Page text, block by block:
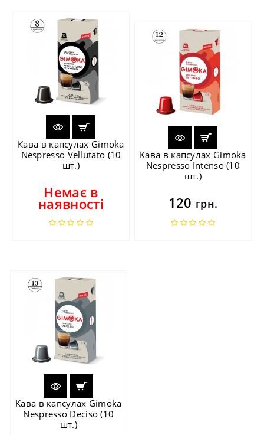
Кава в капсулах Gimoka
Nespresso Vellutato (10
шт.)
Немає в
наявності
Кава в капсулах Gimoka
Nespresso Intenso (10
шт.)
120 грн.
Кава в капсулах Gimoka
Nespresso Deciso (10
шт.)